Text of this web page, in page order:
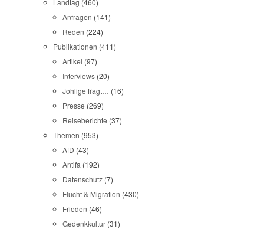
Landtag (460)
Anfragen (141)
Reden (224)
Publikationen (411)
Artikel (97)
Interviews (20)
Johlige fragt… (16)
Presse (269)
Reiseberichte (37)
Themen (953)
AfD (43)
Antifa (192)
Datenschutz (7)
Flucht & Migration (430)
Frieden (46)
Gedenkkultur (31)